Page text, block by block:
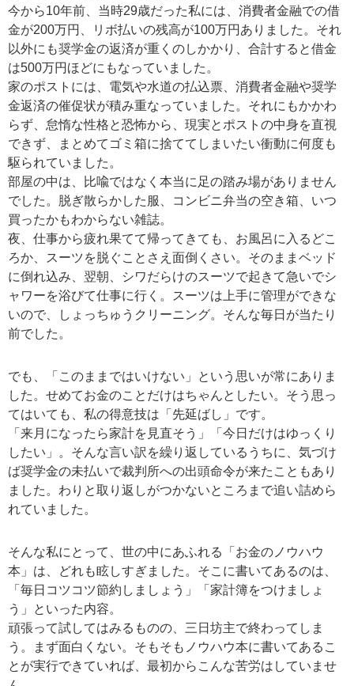
今から10年前、当時29歳だった私には、消費者金融での借
金が200万円、リボ払いの残高が100万円ありました。それ
以外にも奨学金の返済が重くのしかかり、合計すると借金
は500万円ほどにもなっていました。
家のポストには、電気や水道の払込票、消費者金融や奨学
金返済の催促状が積み重なっていました。それにもかかわ
らず、怠惰な性格と恐怖から、現実とポストの中身を直視
できず、まとめてゴミ箱に捨ててしまいたい衝動に何度も
駆られていました。
部屋の中は、比喩ではなく本当に足の踏み場がありません
でした。脱ぎ散らかした服、コンビニ弁当の空き箱、いつ
買ったかもわからない雑誌。
夜、仕事から疲れ果てて帰ってきても、お風呂に入るどこ
ろか、スーツを脱ぐことさえ面倒くさい。そのままベッド
に倒れ込み、翌朝、シワだらけのスーツで起きて急いでシ
ャワーを浴びて仕事に行く。スーツは上手に管理ができな
いので、しょっちゅうクリーニング。そんな毎日が当たり
前でした。
でも、「このままではいけない」という思いが常にありま
した。せめてお金のことだけはちゃんとしたい。そう思っ
てはいても、私の得意技は「先延ばし」です。
「来月になったら家計を見直そう」「今日だけはゆっくり
したい」。そんな言い訳を繰り返しているうちに、気づけ
ば奨学金の未払いで裁判所への出頭命令が来たこともあり
ました。わりと取り返しがつかないところまで追い詰めら
れていました。
そんな私にとって、世の中にあふれる「お金のノウハウ
本」は、どれも眩しすぎました。そこに書いてあるのは、
「毎日コツコツ節約しましょう」「家計簿をつけましょ
う」といった内容。
頑張って試してはみるものの、三日坊主で終わってしま
う。まず面白くない。そもそもノウハウ本に書いてあるこ
とが実行できていれば、最初からこんな苦労はしていませ